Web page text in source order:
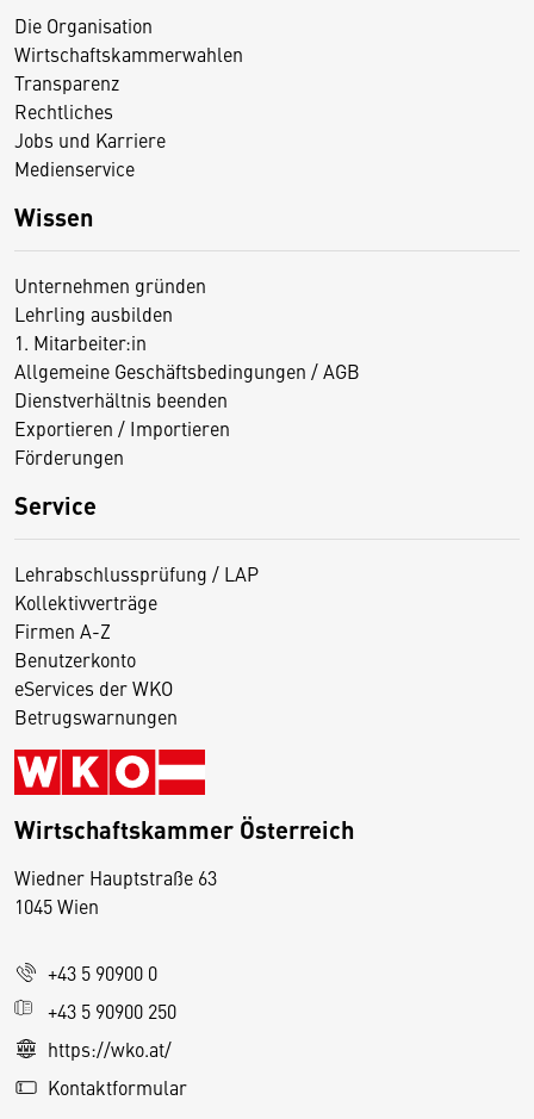
Die Organisation
Wirtschaftskammerwahlen
Transparenz
Rechtliches
Jobs und Karriere
Medienservice
Wissen
Unternehmen gründen
Lehrling ausbilden
1. Mitarbeiter:in
Allgemeine Geschäftsbedingungen / AGB
Dienstverhältnis beenden
Exportieren / Importieren
Förderungen
Service
Lehrabschlussprüfung / LAP
Kollektivverträge
Firmen A-Z
Benutzerkonto
eServices der WKO
Betrugswarnungen
Wirtschaftskammer Österreich
Wiedner Hauptstraße 63
1045 Wien
+43 5 90900 0
+43 5 90900 250
https://wko.at/
Kontaktformular
D
s
e
S
e